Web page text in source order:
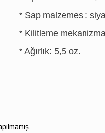
* Sap malzemesi:
* Kilitleme
* Ağırlık: 5,5 oz.